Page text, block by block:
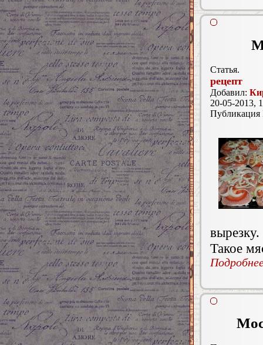
Статья.
рецепт
Добавил:
20-05-2013,
Такое